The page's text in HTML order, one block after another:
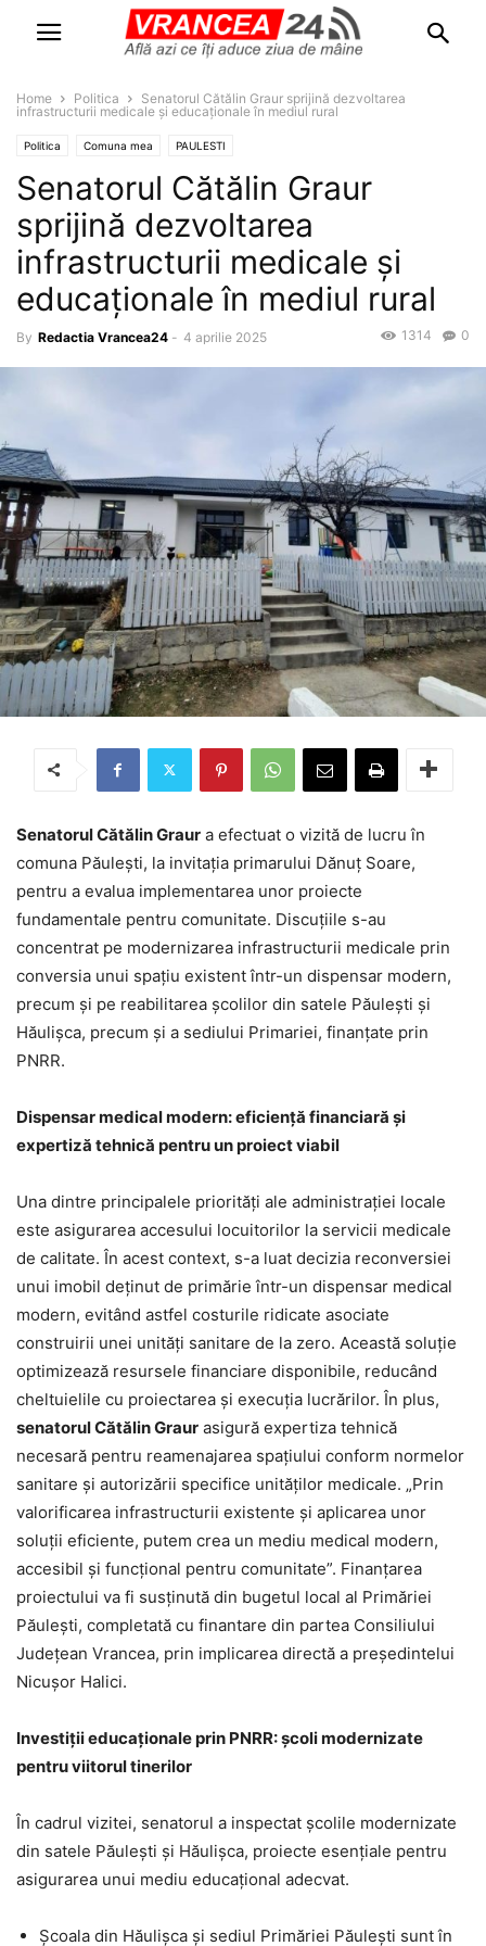
Home Politica
Senatorul Cătălin Graur sprijină dezvoltarea
infrastructurii medicale și educaționale în mediul rural
Politica Comuna mea PAULESTI
Senatorul Cătălin Graur
sprijină dezvoltarea
infrastructurii medicale și
educaționale în mediul rural
By Redactia Vrancea24 - 4 aprilie 2025 0
1314
Senatorul Cătălin Graur a efectuat o vizită de lucru în
comuna Păulești, la invitația primarului Dănuț Soare,
pentru a evalua implementarea unor proiecte
fundamentale pentru comunitate. Discuțiile s-au
concentrat pe modernizarea infrastructurii medicale prin
conversia unui spațiu existent într-un dispensar modern,
precum și pe reabilitarea școlilor din satele Păulești și
Hăulișca, precum și a sediului Primariei, finanțate prin
PNRR.
Dispensar medical modern: eficiență financiară și
expertiză tehnică pentru un proiect viabil
Una dintre principalele priorități ale administrației locale
este asigurarea accesului locuitorilor la servicii medicale
de calitate. În acest context, s-a luat decizia reconversiei
unui imobil deținut de primărie într-un dispensar medical
modern, evitând astfel costurile ridicate asociate
construirii unei unități sanitare de la zero. Această soluție
optimizează resursele financiare disponibile, reducând
cheltuielile cu proiectarea și execuția lucrărilor. În plus,
senatorul Cătălin Graur asigură expertiza tehnică
necesară pentru reamenajarea spațiului conform normelor
sanitare și autorizării specifice unităților medicale. „Prin
valorificarea infrastructurii existente și aplicarea unor
soluții eficiente, putem crea un mediu medical modern,
accesibil și funcțional pentru comunitate”. Finanțarea
proiectului va fi susținută din bugetul local al Primăriei
Păulești, completată cu finantare din partea Consiliului
Județean Vrancea, prin implicarea directă a președintelui
Nicușor Halici.
Investiții educaționale prin PNRR: școli modernizate
pentru viitorul tinerilor
În cadrul vizitei, senatorul a inspectat școlile modernizate
din satele Păulești și Hăulișca, proiecte esențiale pentru
asigurarea unui mediu educațional adecvat.
Școala din Hăulișca și sediul Primăriei Păulești sunt în